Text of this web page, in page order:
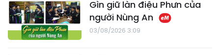
Gìn giữ làn điệu Phưn của
người Nùng An
03/08/2026 3:09